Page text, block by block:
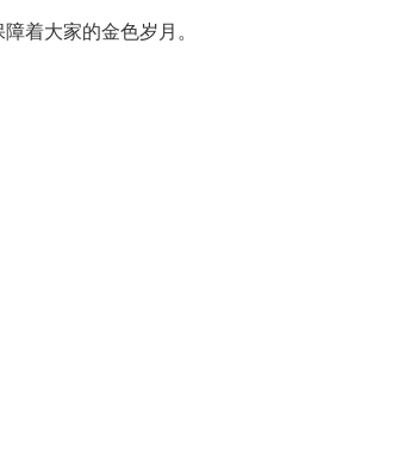
着大家的金色岁月。